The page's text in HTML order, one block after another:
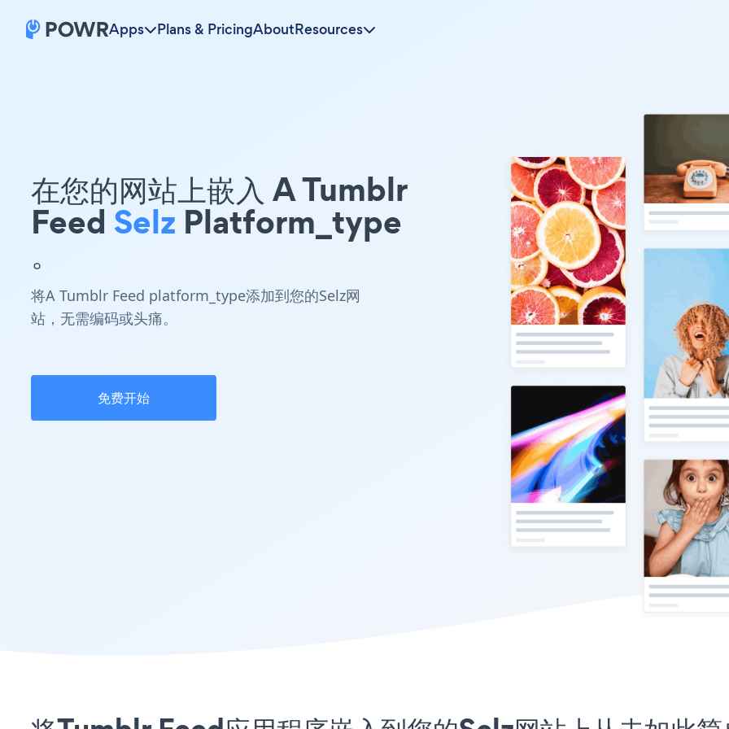
Apps Plans & PricingAboutResources
在您的网站上嵌入 A Tumblr
Feed Selz Platform_type
。
将A Tumblr Feed platform_type添加到您的Selz网
站，无需编码或头痛。
免费开始